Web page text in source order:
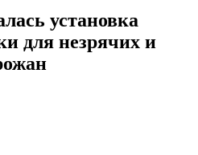
установка
для незрячих и